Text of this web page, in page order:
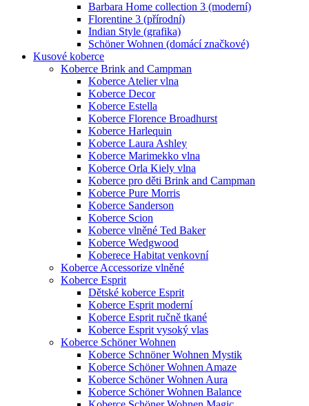
Barbara Home collection 3 (moderní)
Florentine 3 (přírodní)
Indian Style (grafika)
Schöner Wohnen (domácí značkové)
Kusové koberce
Koberce Brink and Campman
Koberce Atelier vlna
Koberce Decor
Koberce Estella
Koberce Florence Broadhurst
Koberce Harlequin
Koberce Laura Ashley
Koberce Marimekko vlna
Koberce Orla Kiely vlna
Koberce pro děti Brink and Campman
Koberce Pure Morris
Koberce Sanderson
Koberce Scion
Koberce vlněné Ted Baker
Koberce Wedgwood
Koberece Habitat venkovní
Koberce Accessorize vlněné
Koberce Esprit
Dětské koberce Esprit
Koberce Esprit moderní
Koberce Esprit ručně tkané
Koberce Esprit vysoký vlas
Koberce Schöner Wohnen
Koberce Schnöner Wohnen Mystik
Koberce Schöner Wohnen Amaze
Koberce Schöner Wohnen Aura
Koberce Schöner Wohnen Balance